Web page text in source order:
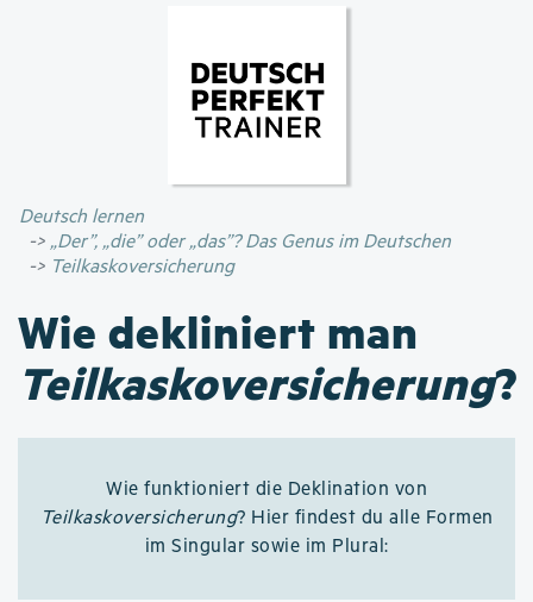
Inhalt
Deutsch lernen
„Der”, „die” oder „das”? Das Genus im Deutschen
Teilkaskoversicherung
Wie dekliniert man
Teilkaskoversicherung?
Wie funktioniert die Deklination von
Teilkaskoversicherung? Hier findest du alle Formen
im Singular sowie im Plural: